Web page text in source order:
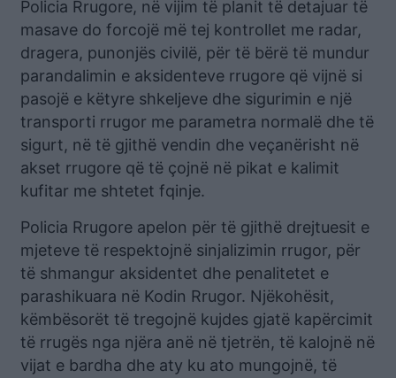
Policia Rrugore, në vijim të planit të detajuar të
masave do forcojë më tej kontrollet me radar,
dragera, punonjës civilë, për të bërë të mundur
parandalimin e aksidenteve rrugore që vijnë si
pasojë e këtyre shkeljeve dhe sigurimin e një
transporti rrugor me parametra normalë dhe të
sigurt, në të gjithë vendin dhe veçanërisht në
akset rrugore që të çojnë në pikat e kalimit
kufitar me shtetet fqinje.
Policia Rrugore apelon për të gjithë drejtuesit e
mjeteve të respektojnë sinjalizimin rrugor, për
të shmangur aksidentet dhe penalitetet e
parashikuara në Kodin Rrugor. Njëkohësit,
këmbësorët të tregojnë kujdes gjatë kapërcimit
të rrugës nga njëra anë në tjetrën, të kalojnë në
vijat e bardha dhe aty ku ato mungojnë, të